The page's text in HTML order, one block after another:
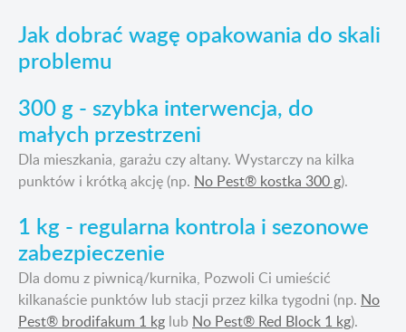
Jak dobrać wagę opakowania do skali
problemu
300 g - szybka interwencja, do
małych przestrzeni
Dla mieszkania, garażu czy altany. Wystarczy na kilka
punktów i krótką akcję (np. No Pest® kostka 300 g).
1 kg - regularna kontrola i sezonowe
zabezpieczenie
Dla domu z piwnicą/kurnika, Pozwoli Ci umieścić
kilkanaście punktów lub stacji przez kilka tygodni (np. No
Pest® brodifakum 1 kg lub No Pest® Red Block 1 kg).